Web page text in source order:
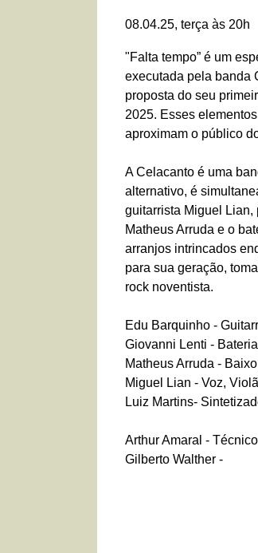
08.04.25, terça às 20h
"Falta tempo” é um
executada pela banda
proposta do seu
2025. Esses
aproximam o público
A Celacanto é uma
alternativo, é
guitarrista Miguel Lian,
Matheus Arruda e o
arranjos intrincados
para sua geração,
rock noventista.
Edu Barquinho -
Giovanni Lenti -
Matheus Arruda -
Miguel Lian - Voz,
Luiz Martins-
Arthur Amaral -
Gilberto Walther -